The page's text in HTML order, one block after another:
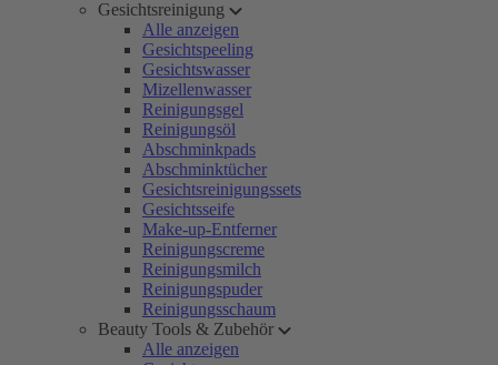
Gesichtsreinigung
Alle anzeigen
Gesichtspeeling
Gesichtswasser
Mizellenwasser
Reinigungsgel
Reinigungsöl
Abschminkpads
Abschminktücher
Gesichtsreinigungssets
Gesichtsseife
Make-up-Entferner
Reinigungscreme
Reinigungsmilch
Reinigungspuder
Reinigungsschaum
Beauty Tools & Zubehör
Alle anzeigen